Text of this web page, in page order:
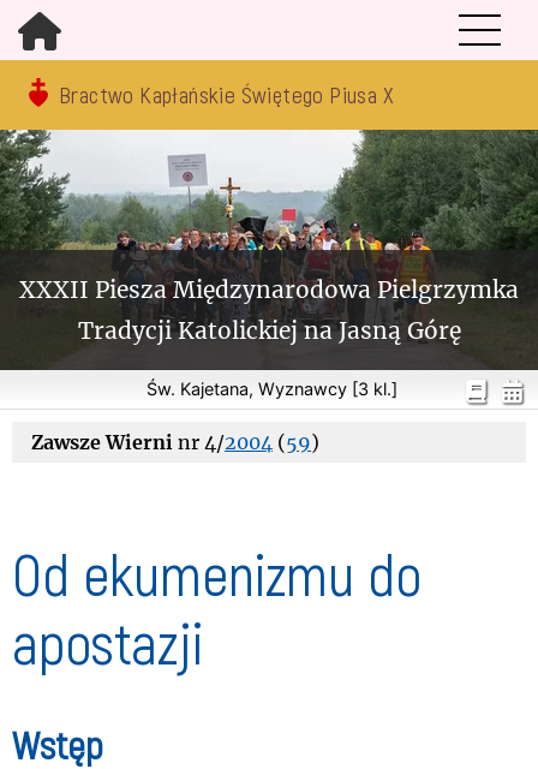
Bractwo Kapłańskie Świętego Piusa X
XXXII Piesza Międzynarodowa Pielgrzymka
Tradycji Katolickiej na Jasną Górę
Św. Kajetana, Wyznawcy [3 kl.]
Zawsze Wierni nr 4/2004 (59)
Od ekumenizmu do
apostazji
Wstęp